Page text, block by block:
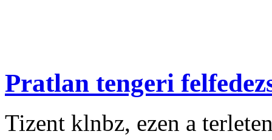
Pratlan tengeri
Tizent klnbz, ezen a